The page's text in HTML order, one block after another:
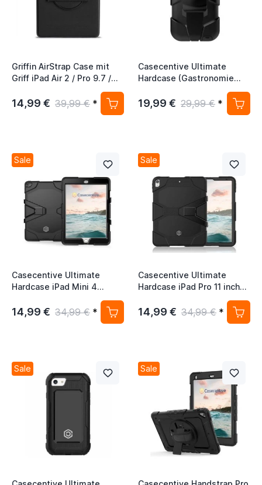
Griffin AirStrap Case mit
Griff iPad Air 2 / Pro 9.7 /
14,99 € 39,99 € *
Casecentive Ultimate
Hardcase (Gastronomie
Hülle) iPod Touch 5 / 6 / 7
Schwarz
19,99 € 29,99 € *
Sale
Casecentive Ultimate
Hardcase iPad Mini 4
14,99 € 34,99 € *
Sale
Casecentive Ultimate
Hardcase iPad Pro 11 inch
14,99 € 34,99 € *
Sale Sale